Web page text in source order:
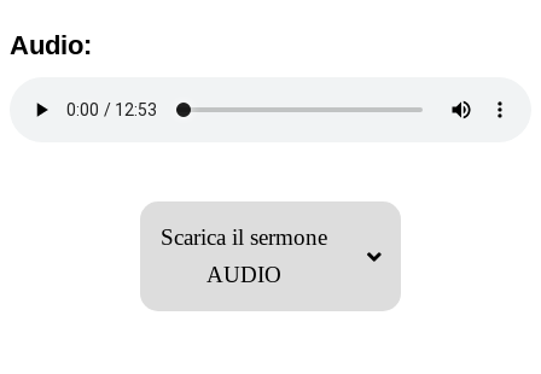
Audio:
Scarica il sermone
AUDIO